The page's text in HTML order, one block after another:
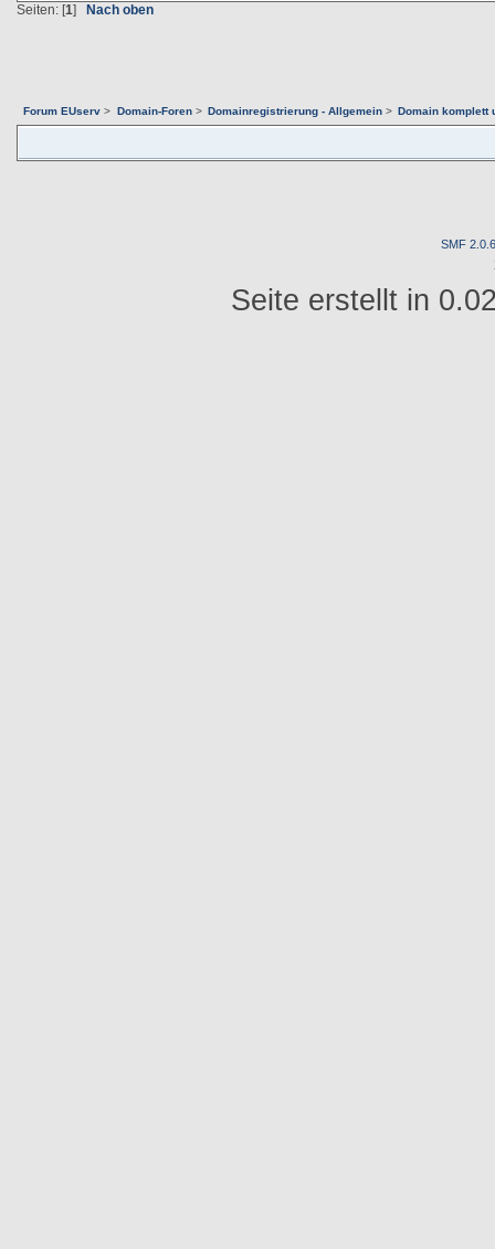
Seiten: [1] Nach oben
Forum EUserv > Domain-Foren> Domainregistrierung - Allgemein> Domain komplett
SMF 2.0.6
Seite erstellt in